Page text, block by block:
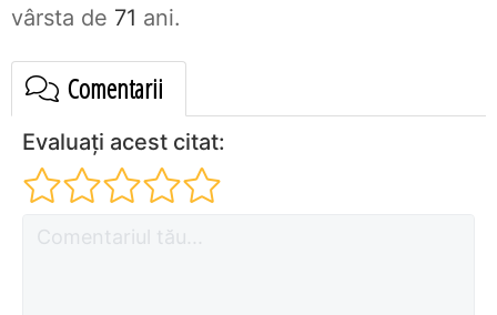
vârsta de 71 ani.
Comentarii
Evaluați acest citat: